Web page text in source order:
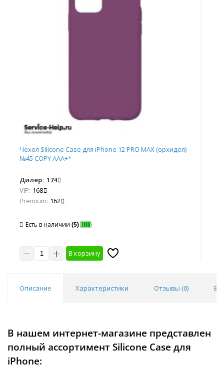
Чехол Silicone Case для iPhone 12 PRO MAX (орхидея)
№45 COPY AAA+*
Дилер: 174
VIP: 168
Premium: 162
Есть в наличии (5)
В корзину
Описание
Характеристики Отзывы (0)
В нашем интернет-магазине представлен
полный ассортимент Silicone Case для
iPhone: